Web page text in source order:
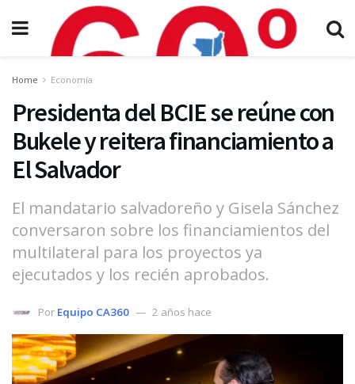
Home Economía
Presidenta del BCIE se reúne con
Bukele y reitera financiamiento a
El Salvador
El mandatario salvadoreño y Gisela Sánchez
conversaron sobre los financiamientos del
multilateral para los proyectos ya
ejecutados y los recién aprobados.
Por Equipo CA360 2 años hace